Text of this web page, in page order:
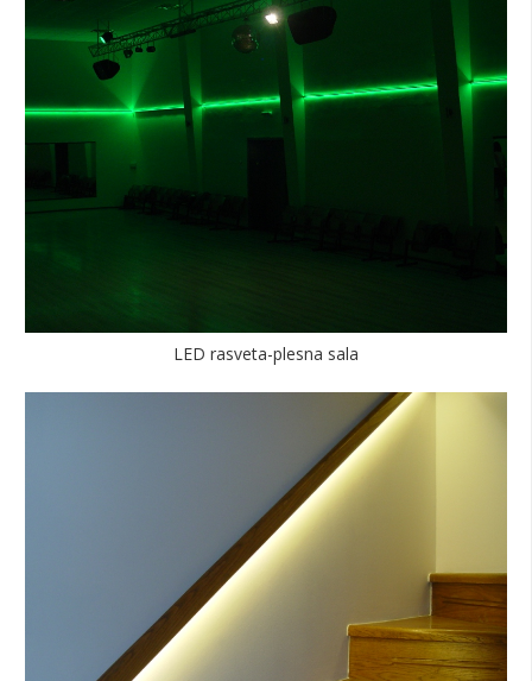
LED rasveta-plesna sala